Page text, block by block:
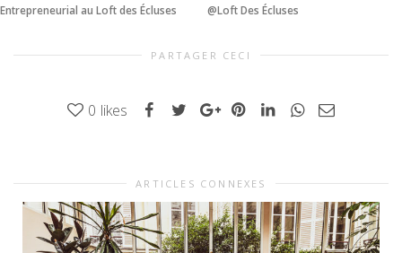
Entrepreneurial au Loft des Écluses
@Loft Des Écluses
PARTAGER CECI
0 likes
ARTICLES CONNEXES